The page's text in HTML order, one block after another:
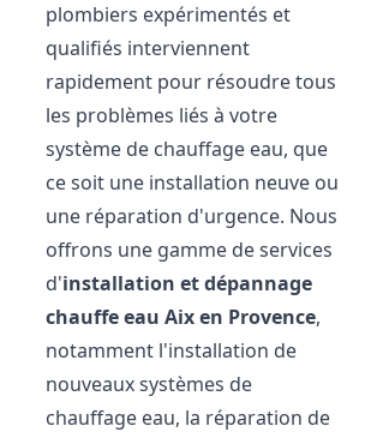
plombiers expérimentés et
qualifiés interviennent
rapidement pour résoudre tous
les problèmes liés à votre
système de chauffage eau, que
ce soit une installation neuve ou
une réparation d'urgence. Nous
offrons une gamme de services
d'installation et dépannage
chauffe eau Aix en Provence,
notamment l'installation de
nouveaux systèmes de
chauffage eau, la réparation de